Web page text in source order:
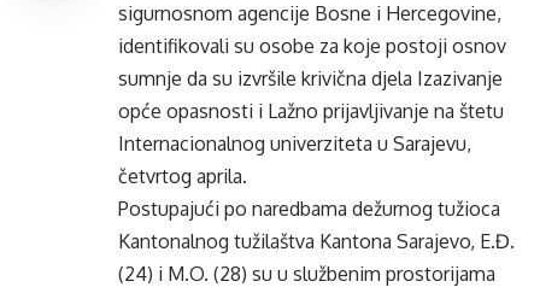
sigurnosnom agencije Bosne i Hercegovine,
identifikovali su osobe za koje postoji osnov
sumnje da su izvršile krivična djela Izazivanje
opće opasnosti i Lažno prijavljivanje na štetu
Internacionalnog univerziteta u Sarajevu,
četvrtog aprila.
Postupajući po naredbama dežurnog tužioca
Kantonalnog tužilaštva Kantona Sarajevo, E.Đ.
(24) i M.O. (28) su u službenim prostorijama